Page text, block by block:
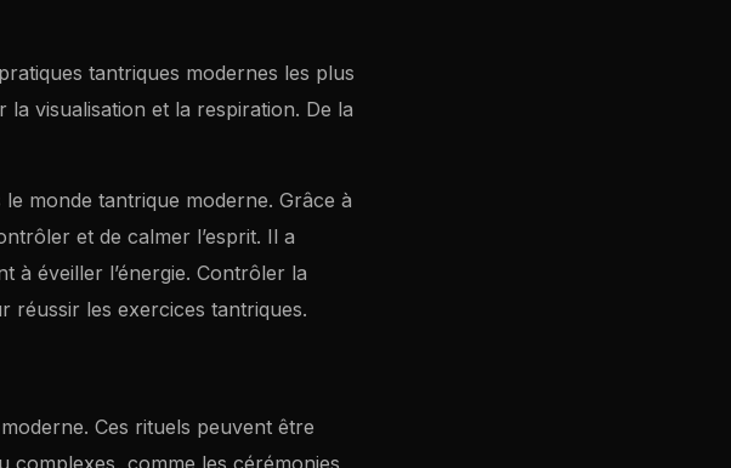
tantriques modernes les plus
visualisation et la respiration. De la
monde tantrique moderne. Grâce à
et de calmer l’esprit. Il a
à éveiller l’énergie. Contrôler la
réussir les exercices tantriques.
Ces rituels peuvent être
comme les cérémonies